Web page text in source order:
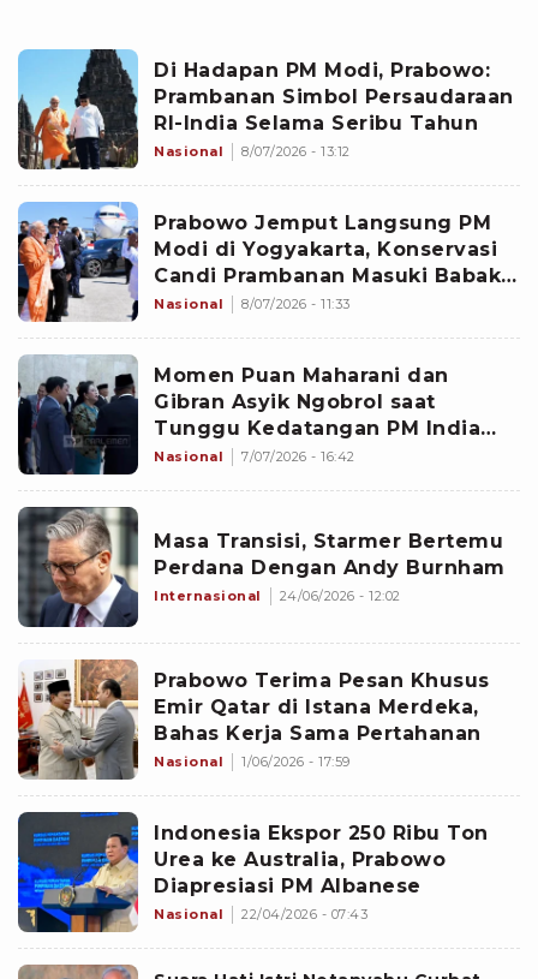
Di Hadapan PM Modi, Prabowo:
Prambanan Simbol Persaudaraan
RI-India Selama Seribu Tahun
Nasional 8/07/2026 - 13:12
Prabowo Jemput Langsung PM
Modi di Yogyakarta, Konservasi
Candi Prambanan Masuki Babak
Baru
Nasional 8/07/2026 - 11:33
Momen Puan Maharani dan
Gibran Asyik Ngobrol saat
Tunggu Kedatangan PM India
Narendra Modi
Nasional 7/07/2026 - 16:42
Masa Transisi, Starmer Bertemu
Perdana Dengan Andy Burnham
Internasional 24/06/2026 - 12:02
Prabowo Terima Pesan Khusus
Emir Qatar di Istana Merdeka,
Bahas Kerja Sama Pertahanan
Nasional 1/06/2026 - 17:59
Indonesia Ekspor 250 Ribu Ton
Urea ke Australia, Prabowo
Diapresiasi PM Albanese
Nasional 22/04/2026 - 07:43